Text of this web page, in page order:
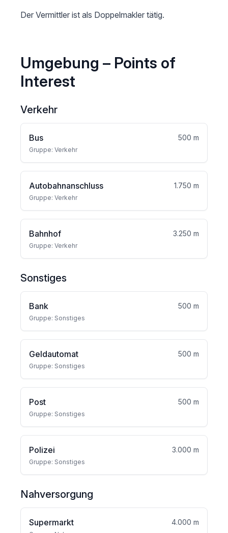
Umgebung – Points of
Interest
Verkehr
Bus 500 m
Gruppe: Verkehr
Autobahnanschluss 1.750 m
Gruppe: Verkehr
Bahnhof 3.250 m
Gruppe: Verkehr
Sonstiges
Bank 500 m
Gruppe: Sonstiges
Geldautomat 500 m
Gruppe: Sonstiges
Post 500 m
Gruppe: Sonstiges
Polizei 3.000 m
Gruppe: Sonstiges
Nahversorgung
Supermarkt 4.000 m